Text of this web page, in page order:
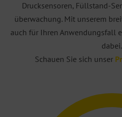
Drucksensoren, Füllstand-
überwachung. Mit unserem
auch für Ihren Anwendungsfall
dabei.
Schauen Sie sich unser